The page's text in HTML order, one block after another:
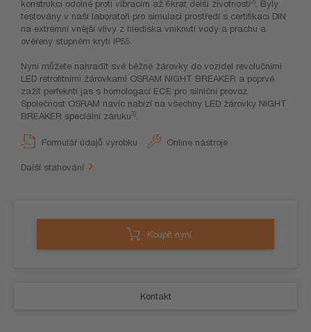
konstrukci odolné proti vibracím až 6krát delší životností
. Byly
testovány v naší laboratoři pro simulaci prostředí s certifikací DIN
na extrémní vnější vlivy z hlediska vniknutí vody a prachu a
ověřeny stupněm krytí IP55.
Nyní můžete nahradit své běžné žárovky do vozidel revolučními
LED retrofitními žárovkami OSRAM NIGHT BREAKER a poprvé
zažít perfekntí jas s homologací ECE pro silniční provoz.
Společnost OSRAM navíc nabízí na všechny LED žárovky NIGHT
BREAKER speciální záruku3)
Formulář údajů výrobku Online nástroje
Další stahování
Koupit nyní
Kontakt